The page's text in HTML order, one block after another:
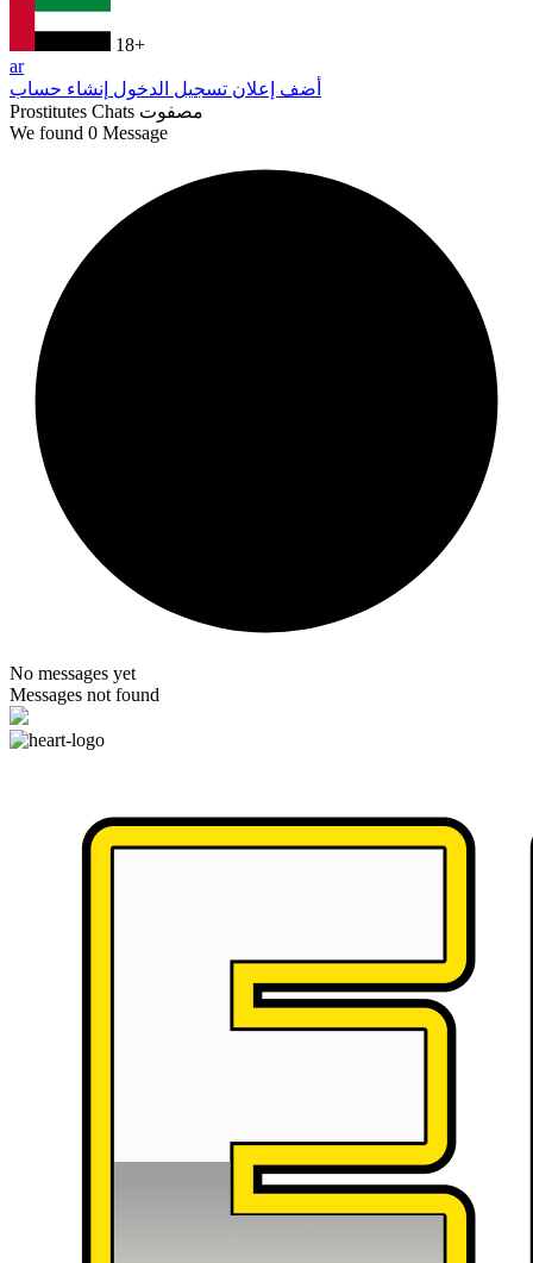
18+
ar
أضف إعلان تسجيل الدخول إنشاء حساب
Prostitutes Chats مصفوت
We found 0 Message
No messages yet
Messages not found